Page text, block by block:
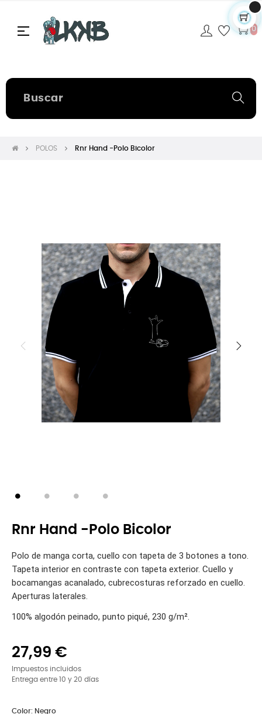
Navegación
☰ 0
POLOS Rnr Hand -Polo Bicolor
Rnr Hand -Polo Bicolor
Polo de manga corta, cuello con tapeta de 3 botones a tono.
Tapeta interior en contraste con tapeta exterior. Cuello y
bocamangas acanalado, cubrecosturas reforzado en cuello.
Aperturas laterales.
100% algodón peinado, punto piqué, 230 g/m².
27,99 €
Impuestos incluidos
Entrega entre 10 y 20 días
Color: Negro